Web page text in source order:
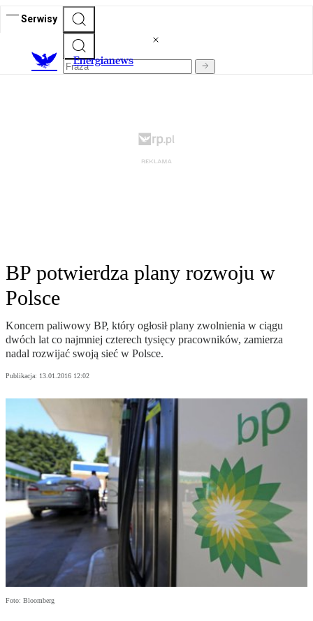
Serwisy
Energianews
BP potwierdza plany rozwoju w
Polsce
Koncern paliwowy BP, który ogłosił plany zwolnienia w ciągu
dwóch lat co najmniej czterech tysięcy pracowników, zamierza
nadal rozwijać swoją sieć w Polsce.
Publikacja: 13.01.2016 12:02
Foto: Bloomberg